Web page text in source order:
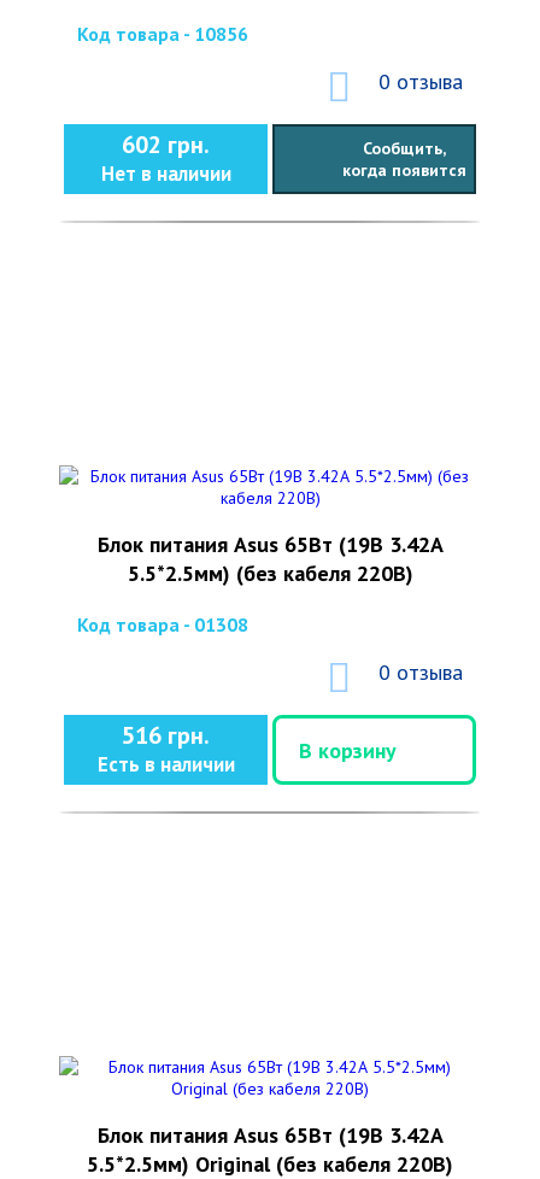
Код товара - 10856
0 отзыва
602 грн.
Нет в наличии
Сообщить,
когда появится
Блок питания Asus 65Вт (19В 3.42А
5.5*2.5мм) (без кабеля 220В)
Код товара - 01308
0 отзыва
516 грн.
Есть в наличии
В корзину
Блок питания Asus 65Вт (19В 3.42А
5.5*2.5мм) Original (без кабеля 220В)